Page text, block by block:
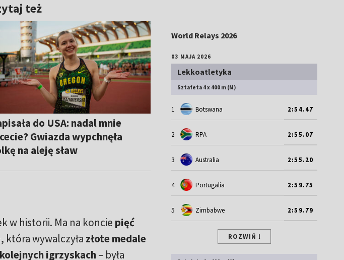
też
do USA: nadal mnie
Gwiazda wypchnęła
na aleję sław
w historii. Ma na koncie pięć
która wywalczyła złote medale
igrzyskach– była
World Relays 2026
03 MAJA 2026
Lekkoatletyka
Sztafeta 4 x 400 m (M)
1 Botswana 2:54.47
2 RPA 2:55.07
3 Australia 2:55.20
4 Portugalia 2:59.75
5 Zimbabwe 2:59.79
ROZWIŃ